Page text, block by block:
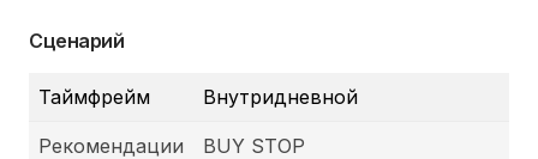
Сценарий
Таймфрейм Внутридневной
Рекомендации BUY STOP